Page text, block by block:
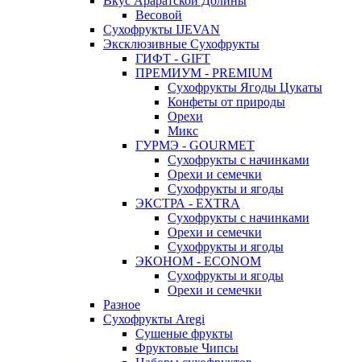
Весовой
Сухофрукты IJEVAN
Эксклюзивные Сухофрукты
ГИФТ - GIFT
ПРЕМИУМ - PREMIUM
Сухофрукты Ягоды Цукаты
Конфеты от природы
Орехи
Микс
ГУРМЭ - GOURMET
Сухофрукты с начинками
Орехи и семечки
Сухофрукты и ягоды
ЭКСТРА - EXTRA
Сухофрукты с начинками
Орехи и семечки
Сухофрукты и ягоды
ЭКОНОМ - ECONOM
Сухофрукты и ягоды
Орехи и семечки
Разное
Сухофрукты Aregi
Сушеные фрукты
Фруктовые Чипсы